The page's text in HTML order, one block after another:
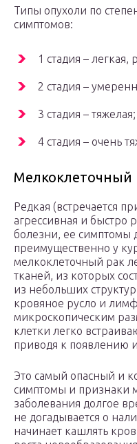
Типы опухоли по
симптомов:
1 стадия – легкая,
2 стадия –
3 стадия – тяжелая;
4 стадия – очень
Мелкоклеточный
Редкая (встречается
агрессивная и быстро
болезни, ее симптомы
преимущественно у
мелкоклеточный рак
тканей, из которых
из небольших
кровяное русло и
микроскопическим
клетки легко
приводя к появлению и
Это самый опасный и
симптомы и признаки
заболевания долгое
не догадывается о
начинает кашлять